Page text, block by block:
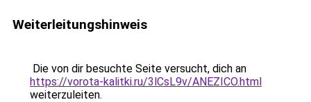
Weiterleitungshinweis
Die von dir besuchte Seite versucht, dich an
https://vorota-kalitki.ru/3lCsL9v/ANEZICO.html
weiterzuleiten.